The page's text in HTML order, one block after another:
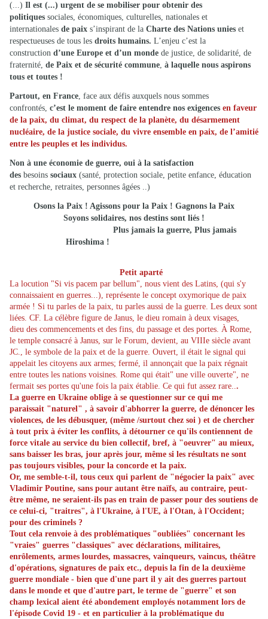
(...) Il est (...) urgent de se mobiliser pour obtenir des
politiques sociales, économiques, culturelles, nationales et
internationales de paix s’inspirant de la Charte des Nations unies et
respectueuses de tous les droits humains. L’enjeu c’est la
construction d’une Europe et d’un monde de justice, de solidarité, de
fraternité, de Paix et de sécurité commune, à laquelle nous aspirons
tous et toutes !
Partout, en France, face aux défis auxquels nous sommes
confrontés, c’est le moment de faire entendre nos exigences en faveur
de la paix, du climat, du respect de la planète, du désarmement
nucléaire, de la justice sociale, du vivre ensemble en paix, de l’amitié
entre les peuples et les individus.
Non à une économie de guerre, oui à la satisfaction
des besoins sociaux (santé, protection sociale, petite enfance, éducation
et recherche, retraites, personnes âgées ..)
Osons la Paix ! Agissons pour la Paix ! Gagnons la Paix
Soyons solidaires, nos destins sont liés !
Plus jamais la guerre, Plus jamais
Hiroshima !
Petit aparté
La locution "Si vis pacem par bellum", nous vient des Latins, (qui s'y
connaissaient en guerres...), représente le concept oxymorique de paix
armée ! Si tu parles de la paix, tu parles aussi de la guerre. Les deux sont
liées. CF. La célèbre figure de Janus, le dieu romain à deux visages,
dieu des commencements et des fins, du passage et des portes. À Rome,
le temple consacré à Janus, sur le Forum, devient, au VIIIe siècle avant
JC., le symbole de la paix et de la guerre. Ouvert, il était le signal qui
appelait les citoyens aux armes; fermé, il annonçait que la paix régnait
entre toutes les nations voisines. Rome qui était" une ville ouverte", ne
fermait ses portes qu'une fois la paix établie. Ce qui fut assez rare...
La guerre en Ukraine oblige à se questionner sur ce qui me
paraissait "naturel" , à savoir d'abhorrer la guerre, de dénoncer les
violences, de les débusquer, (même /surtout chez soi ) et de chercher
à tout prix à éviter les conflits, à détourner ce qu'ils contiennent de
force vitale au service du bien collectif, bref, à "oeuvrer" au mieux,
sans baisser les bras, jour après jour, même si les résultats ne sont
pas toujours visibles, pour la concorde et la paix.
Or, me semble-t-il, tous ceux qui parlent de "négocier la paix" avec
Vladimir Poutine, sans pour autant être naïfs, au contraire, peut-
être même, ne seraient-ils pas en train de passer pour des soutiens de
ce celui-ci, "traitres", à l'Ukraine, à l'UE, à l'Otan, à l'Occident;
pour des criminels ?
Tout cela renvoie à des problématiques "oubliées" concernant les
"vraies" guerres "classiques" avec déclarations, militaires,
enrôlements, armes lourdes, massacres, vainqueurs, vaincus, théâtre
d'opérations, signatures de paix etc., depuis la fin de la deuxième
guerre mondiale - bien que d'une part il y ait des guerres partout
dans le monde et que d'autre part, le terme de "guerre" et son
champ lexical aient été abondement employés notamment lors de
l'épisode Covid 19 - et en particulier à la problématique du